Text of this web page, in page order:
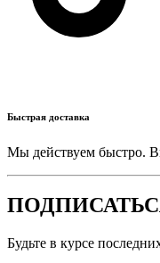
Быстрая доставка
Мы действуем быстро.
Будьте в курсе